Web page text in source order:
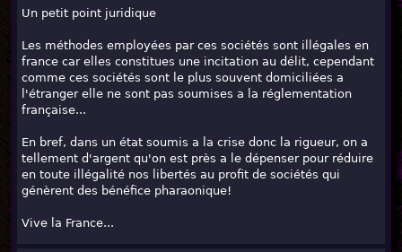
Un petit point juridique
Les méthodes employées par ces sociétés sont illégales en
france car elles constitues une incitation au délit, cependant
comme ces sociétés sont le plus souvent domiciliées a
l'étranger elle ne sont pas soumises a la réglementation
française...
En bref, dans un état soumis a la crise donc la rigueur, on a
tellement d'argent qu'on est près a le dépenser pour réduire
en toute illégalité nos libertés au profit de sociétés qui
génèrent des bénéfice pharaonique!
Vive la France...